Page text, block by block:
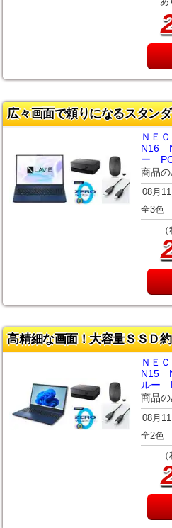
広々画面で頼りになるスタン
ＮＥ
N16
ー
商品
08月
全3色
高精細な画面！大容量ＳＳＤ
ＮＥ
N15
ルー
商品
08月
全2色